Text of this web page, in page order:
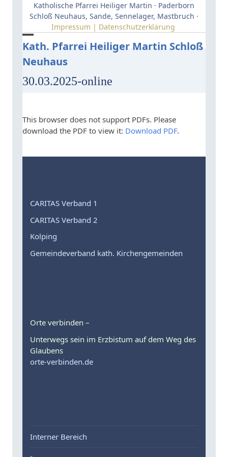
Katholische Pfarrei Heiliger Martin · Paderborn
Schloß Neuhaus, Sande, Sennelager, Mastbruch ·
Impressum | Datenschutzerklärung
Kath. Pfarrei Heiliger Martin Schloß
Neuhaus
Open
mobile
menu
Close
mobile
menu
30.03.2025-online
This browser does not support PDFs. Please
download the PDF to view it: Download PDF.
CARITAS Verband 1
CARITAS Verband 2
Kolping
Gemeindeverband kath. Kirchengemeinden
Orte verbinden –
Unterwegs sein im Erzbistum auf dem Weg des
Glaubens
orte-verbinden.de
Interner Bereich